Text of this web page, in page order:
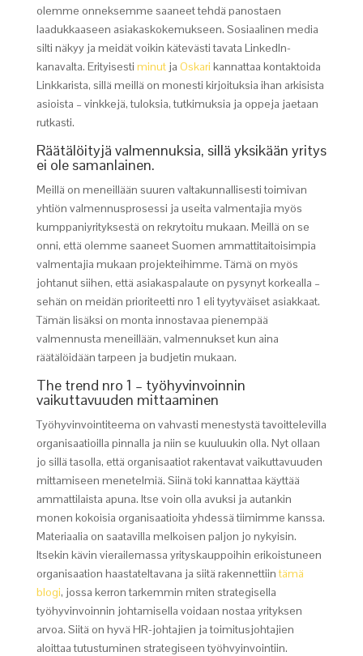
olemme onneksemme saaneet tehdä panostaen
laadukkaaseen asiakaskokemukseen. Sosiaalinen media
silti näkyy ja meidät voikin kätevästi tavata LinkedIn-
kanavalta. Erityisesti minutja Oskari kannattaa kontaktoida
Linkkarista, sillä meillä on monesti kirjoituksia ihan arkisista
asioista – vinkkejä, tuloksia, tutkimuksia ja oppeja jaetaan
rutkasti.
Räätälöityjä valmennuksia, sillä yksikään yritys
ei ole samanlainen.
Meillä on meneillään suuren valtakunnallisesti toimivan
yhtiön valmennusprosessi ja useita valmentajia myös
kumppaniyrityksestä on rekrytoitu mukaan. Meillä on se
onni, että olemme saaneet Suomen ammattitaitoisimpia
valmentajia mukaan projekteihimme. Tämä on myös
johtanut siihen, että asiakaspalaute on pysynyt korkealla –
sehän on meidän prioriteetti nro 1 eli tyytyväiset asiakkaat.
Tämän lisäksi on monta innostavaa pienempää
valmennusta meneillään, valmennukset kun aina
räätälöidään tarpeen ja budjetin mukaan.
The trend nro 1 – työhyvinvoinnin
vaikuttavuuden mittaaminen
Työhyvinvointiteema on vahvasti menestystä tavoittelevilla
organisaatioilla pinnalla ja niin se kuuluukin olla. Nyt ollaan
jo sillä tasolla, että organisaatiot rakentavat vaikuttavuuden
mittamiseen menetelmiä. Siinä toki kannattaa käyttää
ammattilaista apuna. Itse voin olla avuksi ja autankin
monen kokoisia organisaatioita yhdessä tiimimme kanssa.
Materiaalia on saatavilla melkoisen paljon jo nykyisin.
Itsekin kävin vierailemassa yrityskauppoihin erikoistuneen
organisaation haastateltavana ja siitä rakennettiintämä
blogi, jossa kerron tarkemmin miten strategisella
työhyvinvoinnin johtamisella voidaan nostaa yrityksen
arvoa. Siitä on hyvä HR-johtajien ja toimitusjohtajien
aloittaa tutustuminen strategiseen työhvyinvointiin.